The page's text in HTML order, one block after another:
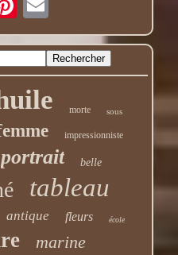
morte sous
impressionniste
portrait belle
tableau
antique fleurs école
marine